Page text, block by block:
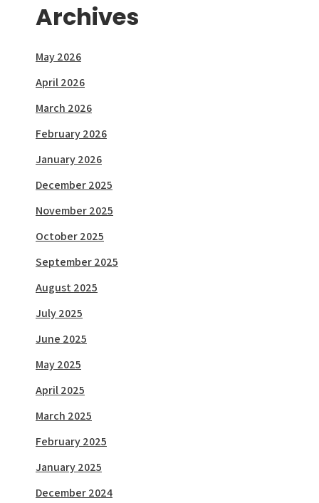
Archives
May 2026
April 2026
March 2026
February 2026
January 2026
December 2025
November 2025
October 2025
September 2025
August 2025
July 2025
June 2025
May 2025
April 2025
March 2025
February 2025
January 2025
December 2024